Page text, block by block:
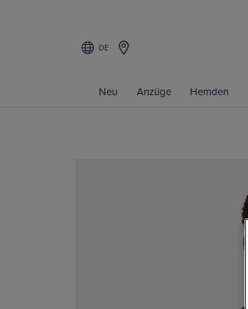
DE
Neu Anzüge Hemden